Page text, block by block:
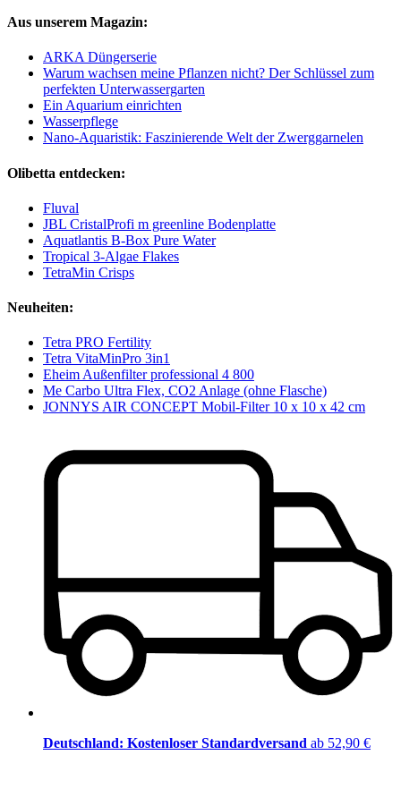
Aus unserem Magazin:
ARKA Düngerserie
Warum wachsen meine Pflanzen nicht? Der Schlüssel zum
perfekten Unterwassergarten
Ein Aquarium einrichten
Wasserpflege
Nano-Aquaristik: Faszinierende Welt der Zwerggarnelen
Olibetta entdecken:
Fluval
JBL CristalProfi m greenline Bodenplatte
Aquatlantis B-Box Pure Water
Tropical 3-Algae Flakes
TetraMin Crisps
Neuheiten:
Tetra PRO Fertility
Tetra VitaMinPro 3in1
Eheim Außenfilter professional 4 800
Me Carbo Ultra Flex, CO2 Anlage (ohne Flasche)
JONNYS AIR CONCEPT Mobil-Filter 10 x 10 x 42 cm
Deutschland: Kostenloser Standardversand ab 52,90 €